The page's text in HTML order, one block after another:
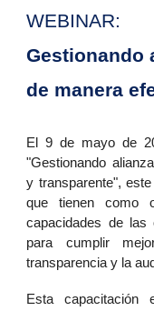
WEBINAR:
Gestionando
de manera
El 9 de mayo de
"Gestionando
y transparente",
que tienen como
capacidades de las
para cumplir
transparencia y la
Esta capacitación